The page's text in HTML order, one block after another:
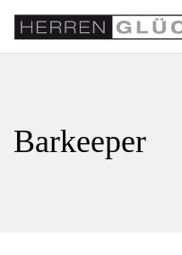
Barkeeper